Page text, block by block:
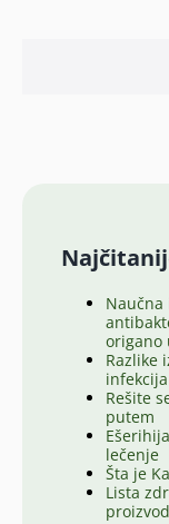
Naučna
origano
Razlike
infekcija
Rešite
putem
lečenje
Šta je
Lista